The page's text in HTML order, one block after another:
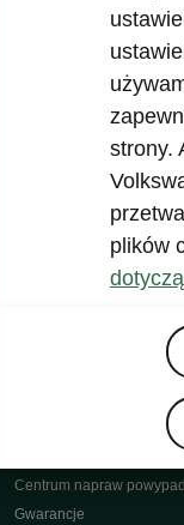
W trosce o Škodę - porady
Škoda Connect
Ładowanie publiczne
Wypad wakacyjny
Aplikacja MyŠkoda
Pakiety serwisowe
Program rabatowy
Ochrona pogwarancyjna
Centrum napraw
Gwarancje
strony.
plików